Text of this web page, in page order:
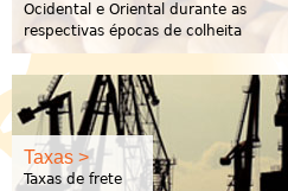
Ocidental e Oriental durante as
respectivas épocas de colheita
Taxas >
Taxas de frete